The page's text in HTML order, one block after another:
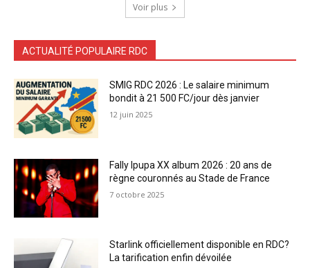
Voir plus
ACTUALITÉ POPULAIRE RDC
SMIG RDC 2026 : Le salaire minimum
bondit à 21 500 FC/jour dès janvier
12 juin 2025
Fally Ipupa XX album 2026 : 20 ans de
règne couronnés au Stade de France
7 octobre 2025
Starlink officiellement disponible en RDC?
La tarification enfin dévoilée